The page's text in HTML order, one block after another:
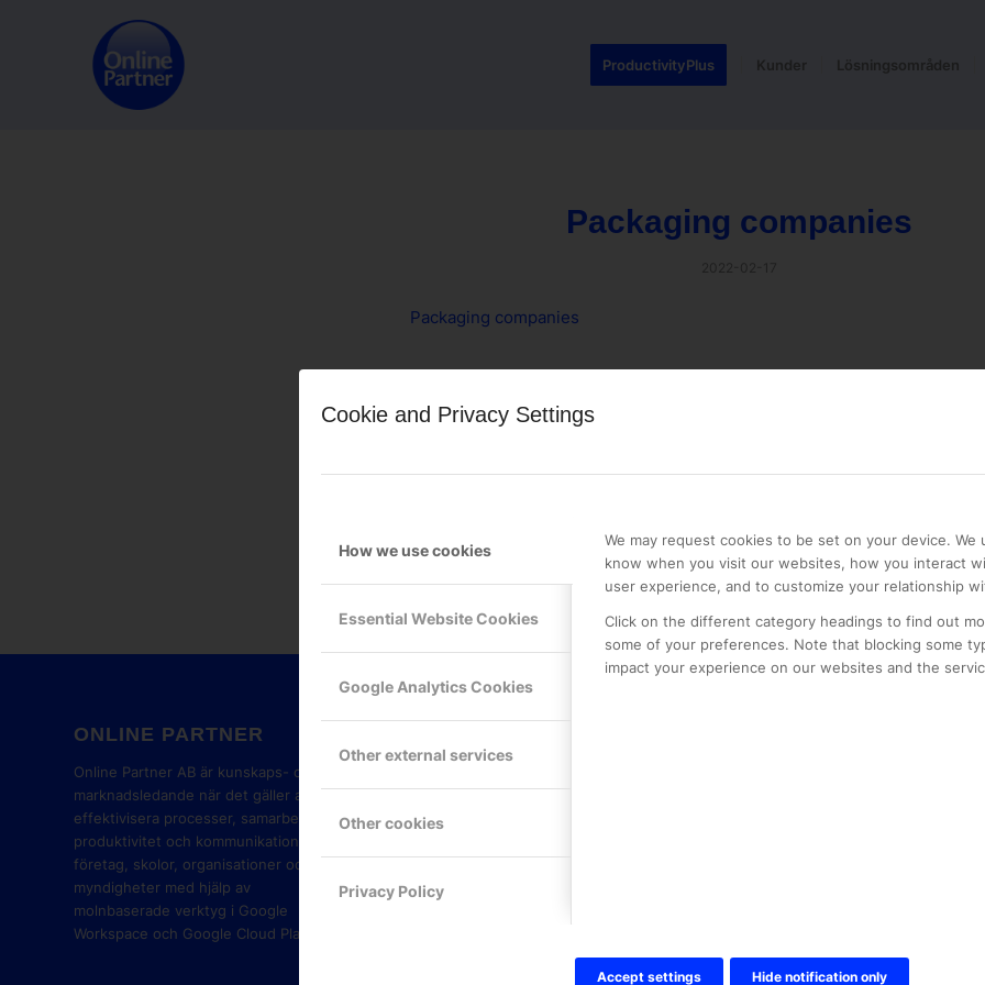
Cookie and Privacy Settings
How we use cookies
Essential Website Cookies
Google Analytics Cookies
Other external services
Other cookies
Privacy Policy
We may request cookies to be set on your device. We
know when you visit our websites, how you interact
user experience, and to customize your relationship
Click on the different category headings to find out
some of your preferences. Note that blocking some
impact your experience on our websites and the
Accept settings Hide notification only
ProductivityPlus Kunder Lösningsområden
Packaging companies
Packaging companies
ONLINE PARTNER
Online Partner AB är kunskaps- och
marknadsledande när det gäller att
effektivisera processer, samarbete,
produktivitet och kommunikation i
företag, skolor, organisationer och
myndigheter med hjälp av
molnbaserade verktyg i Google
Workspace och Google Cloud Platform.
PARTNER